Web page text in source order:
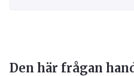
Den här frågan